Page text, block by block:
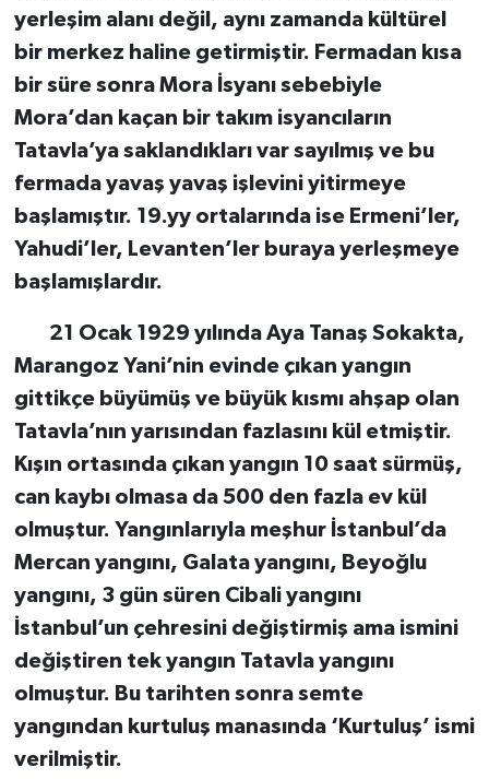
yerleşim alanı değil, aynı zamanda kültürel
bir merkez haline getirmiştir. Fermadan kısa
bir süre sonra Mora İsyanı sebebiyle
Mora’dan kaçan bir takım isyancıların
Tatavla’ya saklandıkları var sayılmış ve bu
fermada yavaş yavaş işlevini yitirmeye
başlamıştır. 19.yy ortalarında ise Ermeni’ler,
Yahudi’ler, Levanten’ler buraya yerleşmeye
başlamışlardır.
21 Ocak 1929 yılında Aya Tanaş Sokakta,
Marangoz Yani’nin evinde çıkan yangın
gittikçe büyümüş ve büyük kısmı ahşap olan
Tatavla’nın yarısından fazlasını kül etmiştir.
Kışın ortasında çıkan yangın 10 saat sürmüş,
can kaybı olmasa da 500 den fazla ev kül
olmuştur. Yangınlarıyla meşhur İstanbul’da
Mercan yangını, Galata yangını, Beyoğlu
yangını, 3 gün süren Cibali yangını
İstanbul’un çehresini değiştirmiş ama ismini
değiştiren tek yangın Tatavla yangını
olmuştur. Bu tarihten sonra semte
yangından kurtuluş manasında ‘Kurtuluş’ ismi
verilmiştir.